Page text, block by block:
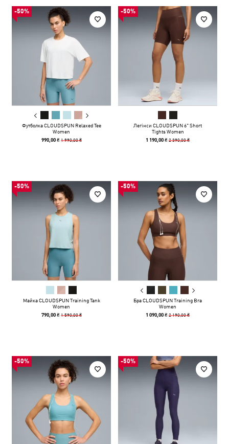
-50%
Футболка CLOUDSPUN Relaxed Tee
Women
990,00 ₴ 1 990,00 ₴
-50%
Легінси CLOUDSPUN 6" Short
Tights Women
1 190,00 ₴2 390,00 ₴
-50%
Майка CLOUDSPUN Training Tank
Women
790,00 ₴ 1 590,00 ₴
-50%
Бра CLOUDSPUN Training Bra
Women
1 090,00 ₴2 190,00 ₴
-50% -50%